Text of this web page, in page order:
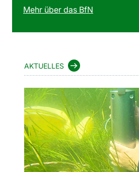
Mehr über das BfN
AKTUELLES